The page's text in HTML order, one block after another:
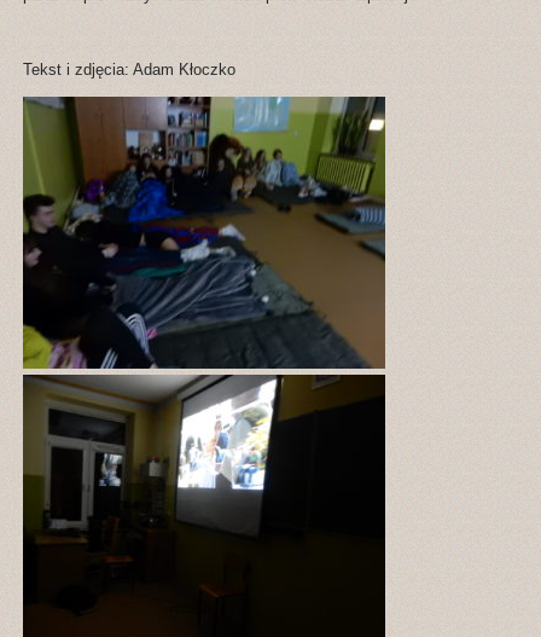
Tekst i zdjęcia: Adam Kłoczko